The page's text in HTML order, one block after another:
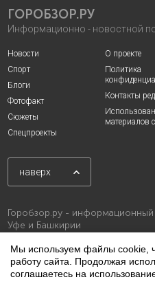
ГОРОБЗОР.РУ
Информационно - новостной
Новости
Спорт
Блоги
Фотофакт
Сюжеты
Спецпроекты
О проекте
Политика
Контакты
материалов
наверх
Горобзор.ру - информационный
Уфе и Башкирии
Мы используем файлы cookie,
работу сайта. Продолжая
соглашаетесь на